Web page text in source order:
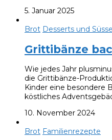
5. Januar 2025
Brot Desserts und
Grittibänze
Wie jedes Jahr
die Grittibänze-
Kinder eine besondere
köstliches
10. November 2024
Brot Familienrezepte